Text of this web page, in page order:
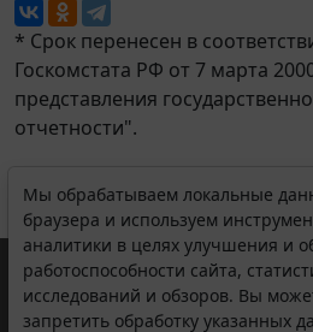
* Срок перенесен в
Госкомстата РФ от 7 марта
представления
отчетности".
Мы обрабатываем локальные
браузера и используем
аналитики в целях улучшения и
работоспособности сайта,
исследований и обзоров. Вы
запретить обработку указанных
© ООО "НПП "ГАРАНТ-СЕРВИС",
выпускается с 1990 года.